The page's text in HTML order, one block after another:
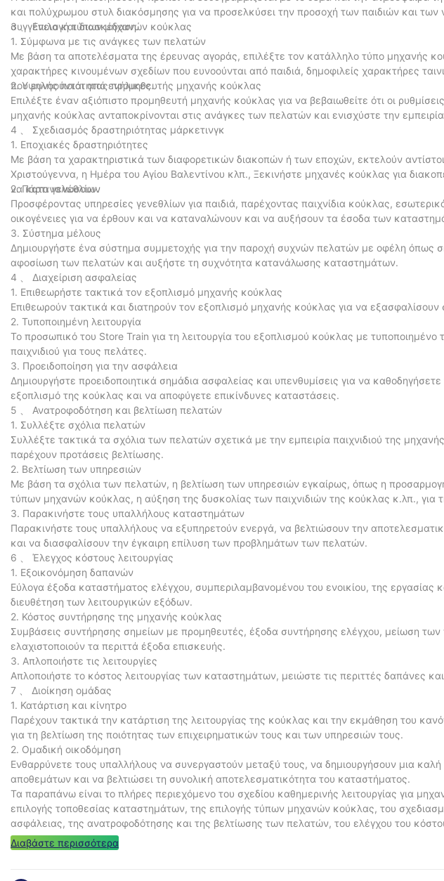
και πολύχρωμου στυλ διακόσμησης για να προσελκύσει την προσοχή των παιδιών και
συγγένεια και διασκέδαση.
3 、 Επιλογή τύπων μηχανών κούκλας
1. Σύμφωνα με τις ανάγκες των πελατών
Με βάση τα αποτελέσματα της έρευνας αγοράς, επιλέξτε τον κατάλληλο τύπο μηχανής
χαρακτήρες κινουμένων σχεδίων που ευνοούνται από παιδιά, δημοφιλείς χαρακτήρες
που ευνοούνται από ενήλικες.
2. Υψηλής ποιότητας προμηθευτής μηχανής κούκλας
Επιλέξτε έναν αξιόπιστο προμηθευτή μηχανής κούκλας για να βεβαιωθείτε ότι οι
μηχανής κούκλας ανταποκρίνονται στις ανάγκες των πελατών και ενισχύστε την
4 、 Σχεδιασμός δραστηριότητας μάρκετινγκ
1. Εποχιακές δραστηριότητες
Με βάση τα χαρακτηριστικά των διαφορετικών διακοπών ή των εποχών, εκτελούν
Χριστούγεννα, η Ημέρα του Αγίου Βαλεντίνου κλπ., Ξεκινήστε μηχανές κούκλας για
να καταναλώσουν.
2. Πάρτι γενεθλίων
Προσφέροντας υπηρεσίες γενεθλίων για παιδιά, παρέχοντας παιχνίδια κούκλας,
οικογένειες για να έρθουν και να καταναλώνουν και να αυξήσουν τα έσοδα των
3. Σύστημα μέλους
Δημιουργήστε ένα σύστημα συμμετοχής για την παροχή συχνών πελατών με οφέλη όπως
αφοσίωση των πελατών και αυξήστε τη συχνότητα κατανάλωσης καταστημάτων.
4 、 Διαχείριση ασφαλείας
1. Επιθεωρήστε τακτικά τον εξοπλισμό μηχανής κούκλας
Επιθεωρούν τακτικά και διατηρούν τον εξοπλισμό μηχανής κούκλας για να εξασφαλίσουν
2. Τυποποιημένη λειτουργία
Το προσωπικό του Store Train για τη λειτουργία του εξοπλισμού κούκλας με τυποποιημένο
παιχνιδιού για τους πελάτες.
3. Προειδοποίηση για την ασφάλεια
Δημιουργήστε προειδοποιητικά σημάδια ασφαλείας και υπενθυμίσεις για να
εξοπλισμό της κούκλας και να αποφύγετε επικίνδυνες καταστάσεις.
5 、 Ανατροφοδότηση και βελτίωση πελατών
1. Συλλέξτε σχόλια πελατών
Συλλέξτε τακτικά τα σχόλια των πελατών σχετικά με την εμπειρία παιχνιδιού της
παρέχουν προτάσεις βελτίωσης.
2. Βελτίωση των υπηρεσιών
Με βάση τα σχόλια των πελατών, η βελτίωση των υπηρεσιών εγκαίρως, όπως η
τύπων μηχανών κούκλας, η αύξηση της δυσκολίας των παιχνιδιών της κούκλας κ.λπ., για
3. Παρακινήστε τους υπαλλήλους καταστημάτων
Παρακινήστε τους υπαλλήλους να εξυπηρετούν ενεργά, να βελτιώσουν την
και να διασφαλίσουν την έγκαιρη επίλυση των προβλημάτων των πελατών.
6 、 Έλεγχος κόστους λειτουργίας
1. Εξοικονόμηση δαπανών
Εύλογα έξοδα καταστήματος ελέγχου, συμπεριλαμβανομένου του ενοικίου, της εργασίας
διευθέτηση των λειτουργικών εξόδων.
2. Κόστος συντήρησης της μηχανής κούκλας
Συμβάσεις συντήρησης σημείων με προμηθευτές, έξοδα συντήρησης ελέγχου, μείωση
ελαχιστοποιούν τα περιττά έξοδα επισκευής.
3. Απλοποιήστε τις λειτουργίες
Απλοποιήστε το κόστος λειτουργίας των καταστημάτων, μειώστε τις περιττές δαπάνες
7 、 Διοίκηση ομάδας
1. Κατάρτιση και κίνητρο
Παρέχουν τακτικά την κατάρτιση της λειτουργίας της κούκλας και την εκμάθηση του
για τη βελτίωση της ποιότητας των επιχειρηματικών τους και των υπηρεσιών τους.
2. Ομαδική οικοδόμηση
Ενθαρρύνετε τους υπαλλήλους να συνεργαστούν μεταξύ τους, να δημιουργήσουν μια
αποθεμάτων και να βελτιώσει τη συνολική αποτελεσματικότητα του καταστήματος.
Τα παραπάνω είναι το πλήρες περιεχόμενο του σχεδίου καθημερινής λειτουργίας για
επιλογής τοποθεσίας καταστημάτων, της επιλογής τύπων μηχανών κούκλας, του
ασφάλειας, της ανατροφοδότησης και της βελτίωσης των πελατών, του ελέγχου του
μπορεί να βοηθήσει τα καταστήματα κούκλας να βελτιώσουν την επιχειρησιακή
σταθερή λειτουργία. Ελπίζω να είναι χρήσιμο για εσάς.
Διαβάστε περισσότερα